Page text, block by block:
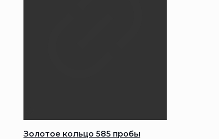
Золотое кольцо 585 пробы